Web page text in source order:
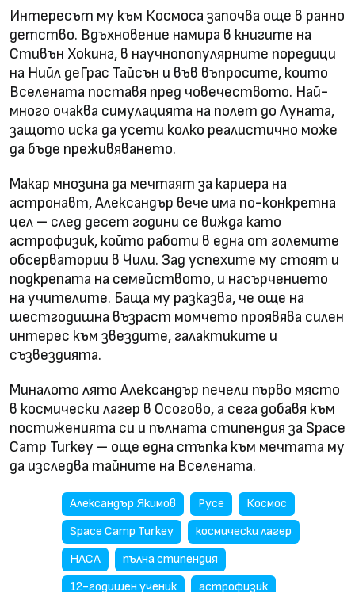
Интересът му към Космоса започва още в ранно
детство. Вдъхновение намира в книгите на
Стивън Хокинг, в научнопопулярните поредици
на Нийл деГрас Тайсън и във въпросите, които
Вселената поставя пред човечеството. Най-
много очаква симулацията на полет до Луната,
защото иска да усети колко реалистично може
да бъде преживяването.
Макар мнозина да мечтаят за кариера на
астронавт, Александър вече има по-конкретна
цел – след десет години се вижда като
астрофизик, който работи в една от големите
обсерватории в Чили. Зад успехите му стоят и
подкрепата на семейството, и насърчението
на учителите. Баща му разказва, че още на
шестгодишна възраст момчето проявява силен
интерес към звездите, галактиките и
съзвездията.
Миналото лято Александър печели първо място
в космически лагер в Осогово, а сега добавя към
постиженията си и пълната стипендия за Space
Camp Turkey – още една стъпка към мечтата му
да изследва тайните на Вселената.
Александър Якимов Русе
Космос
Space Camp Turkey
космически лагер
НАСА
пълна стипендия
12-годишен ученик
астрофизик